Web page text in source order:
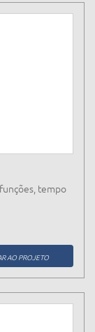
tempo
AO PROJETO